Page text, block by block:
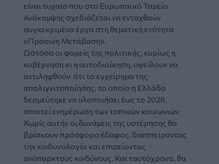
είναι τυχαίο που στο Ευρωπαϊκό Ταμείο
Ανάκαμψης σχεδιάζεται να ενταχθούν
συγκεκριμένα έργα στη θεματική ενότητα
«Πράσινη Μετάβαση».
Ωστόσο οι φορείς της πολιτικής, κυρίως η
κυβέρνηση κι η αυτοδιοίκηση, οφείλουν να
αντιληφθούν ότι το εγχείρημα της
απολιγνιτοποίησης, το οποίο η Ελλάδα
δεσμεύτηκε να υλοποιήσει έως το 2028,
απαιτεί ενημέρωση των τοπικών κοινωνιών.
Χωρίς αυτήν οι δυνάμεις της υστέρησης θα
βρίσκουν πρόσφορο έδαφος, διασπείροντας
την κινδυνολογία και επισείοντας
ανύπαρκτους κινδύνους. Και ταυτόχρονα, θα